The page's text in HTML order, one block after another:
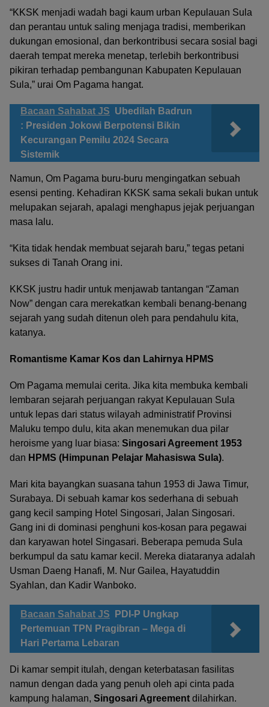
“KKSK menjadi wadah bagi kaum urban Kepulauan Sula
dan perantau untuk saling menjaga tradisi, memberikan
dukungan emosional, dan berkontribusi secara sosial bagi
daerah tempat mereka menetap, terlebih berkontribusi
pikiran terhadap pembangunan Kabupaten Kepulauan
Sula,” urai Om Pagama hangat.
Bacaan Sahabat JS Ubedilah Badrun
: Presiden Jokowi Berpotensi Bikin
Kecurangan Pemilu 2024 Secara
Sistemik
Namun, Om Pagama buru-buru mengingatkan sebuah
esensi penting. Kehadiran KKSK sama sekali bukan untuk
melupakan sejarah, apalagi menghapus jejak perjuangan
masa lalu.
“Kita tidak hendak membuat sejarah baru,” tegas petani
sukses di Tanah Orang ini.
KKSK justru hadir untuk menjawab tantangan “Zaman
Now” dengan cara merekatkan kembali benang-benang
sejarah yang sudah ditenun oleh para pendahulu kita,
katanya.
Romantisme Kamar Kos dan Lahirnya HPMS
Om Pagama memulai cerita. Jika kita membuka kembali
lembaran sejarah perjuangan rakyat Kepulauan Sula
untuk lepas dari status wilayah administratif Provinsi
Maluku tempo dulu, kita akan menemukan dua pilar
heroisme yang luar biasa: Singosari Agreement 1953
dan HPMS (Himpunan Pelajar Mahasiswa Sula).
Mari kita bayangkan suasana tahun 1953 di Jawa Timur,
Surabaya. Di sebuah kamar kos sederhana di sebuah
gang kecil samping Hotel Singosari, Jalan Singosari.
Gang ini di dominasi penghuni kos-kosan para pegawai
dan karyawan hotel Singasari. Beberapa pemuda Sula
berkumpul da satu kamar kecil. Mereka diataranya adalah
Usman Daeng Hanafi, M. Nur Gailea, Hayatuddin
Syahlan, dan Kadir Wanboko.
Bacaan Sahabat JS
PDI-P Ungkap
Pertemuan TPN Pragibran – Mega di
Hari Pertama Lebaran
Di kamar sempit itulah, dengan keterbatasan fasilitas
namun dengan dada yang penuh oleh api cinta pada
kampung halaman, Singosari Agreement dilahirkan.